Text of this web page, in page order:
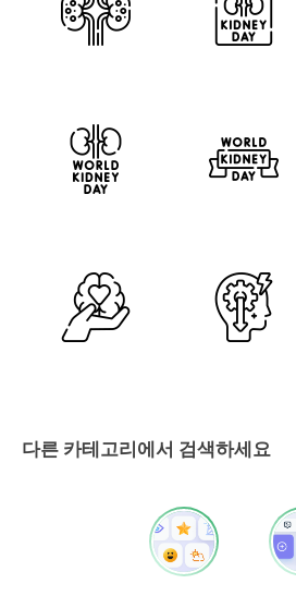
다른 카테고리에서 검색하세요